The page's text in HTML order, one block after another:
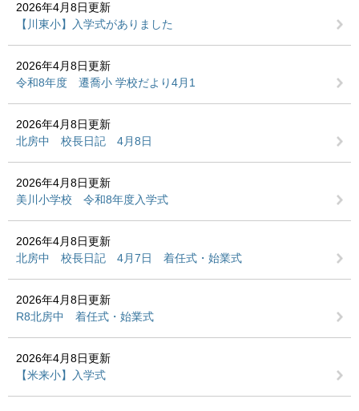
2026年4月8日更新
【川東小】入学式がありました
2026年4月8日更新
令和8年度 遷喬小 学校だより4月1
2026年4月8日更新
北房中 校長日記 4月8日
2026年4月8日更新
美川小学校 令和8年度入学式
2026年4月8日更新
北房中 校長日記 4月7日 着任式・始業式
2026年4月8日更新
R8北房中 着任式・始業式
2026年4月8日更新
【米来小】入学式